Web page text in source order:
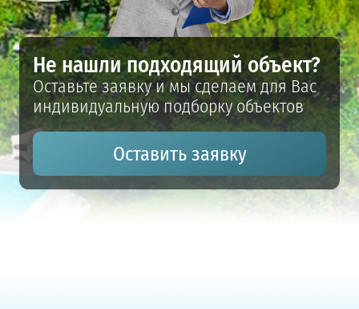
Не нашли подходящий объект?
Оставьте заявку и мы сделаем для Вас
индивидуальную подборку объектов
Оставить заявку